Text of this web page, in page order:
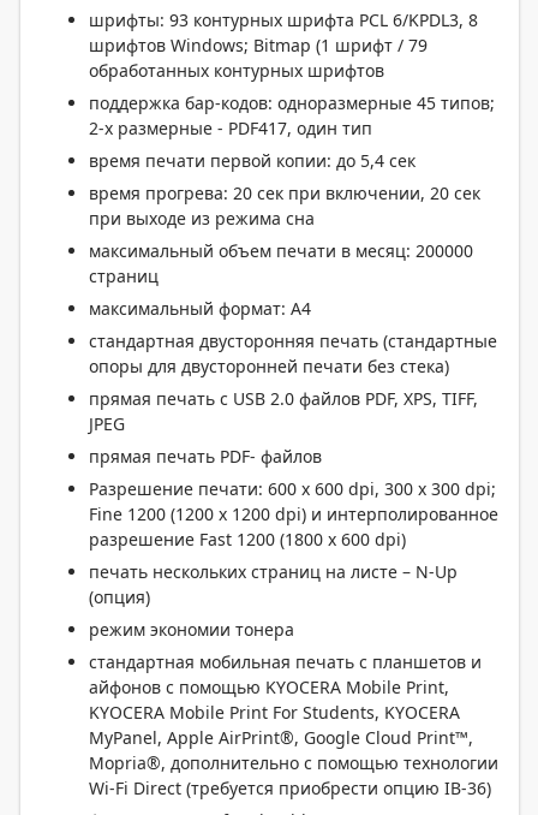
шрифты: 93 контурных шрифта PCL 6/KPDL3, 8
шрифтов Windows; Bitmap (1 шрифт / 79
обработанных контурных шрифтов
поддержка бар-кодов: одноразмерные 45 типов;
2-х размерные - PDF417, один тип
время печати первой копии: до 5,4 сек
время прогрева: 20 сек при включении, 20 сек
при выходе из режима сна
максимальный объем печати в месяц: 200000
страниц
максимальный формат: А4
стандартная двусторонняя печать (стандартные
опоры для двусторонней печати без стека)
прямая печать с USB 2.0 файлов PDF, XPS, TIFF,
JPEG
прямая печать PDF- файлов
Разрешение печати: 600 x 600 dpi, 300 x 300 dpi;
Fine 1200 (1200 x 1200 dpi) и интерполированное
разрешение Fast 1200 (1800 x 600 dpi)
печать нескольких страниц на листе – N-Up
(опция)
режим экономии тонера
стандартная мобильная печать с планшетов и
айфонов с помощью KYOCERA Mobile Print,
KYOCERA Mobile Print For Students, KYOCERA
MyPanel, Apple AirPrint®, Google Cloud Print™,
Mopria®, дополнительно с помощью технологии
Wi-Fi Direct (требуется приобрести опцию IB-36)